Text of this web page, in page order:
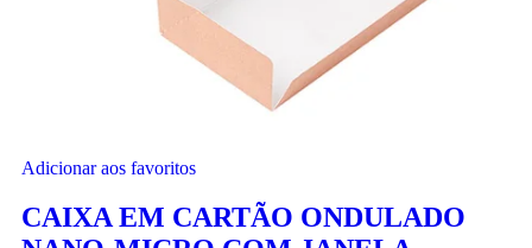
Adicionar aos favoritos
CAIXA EM CARTÃO ONDULADO